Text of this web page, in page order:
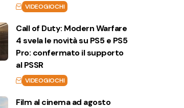
VIDEOGIOCHI
Call of Duty: Modern Warfare
4 svela le novità su PS5 e PS5
Pro: confermato il supporto
al PSSR
VIDEOGIOCHI
Film al cinema ad agosto